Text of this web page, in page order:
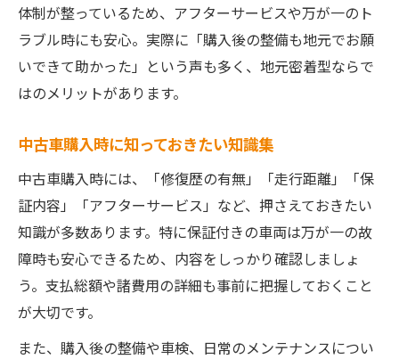
体制が整っているため、アフターサービスや万が一のト
ラブル時にも安心。実際に「購入後の整備も地元でお願
いできて助かった」という声も多く、地元密着型ならで
はのメリットがあります。
中古車購入時に知っておきたい知識集
中古車購入時には、「修復歴の有無」「走行距離」「保
証内容」「アフターサービス」など、押さえておきたい
知識が多数あります。特に保証付きの車両は万が一の故
障時も安心できるため、内容をしっかり確認しましょ
う。支払総額や諸費用の詳細も事前に把握しておくこと
が大切です。
また、購入後の整備や車検、日常のメンテナンスについ